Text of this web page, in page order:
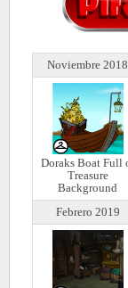
Noviembre 2018
Doraks Boat Full
Treasure
Background
Febrero 2019